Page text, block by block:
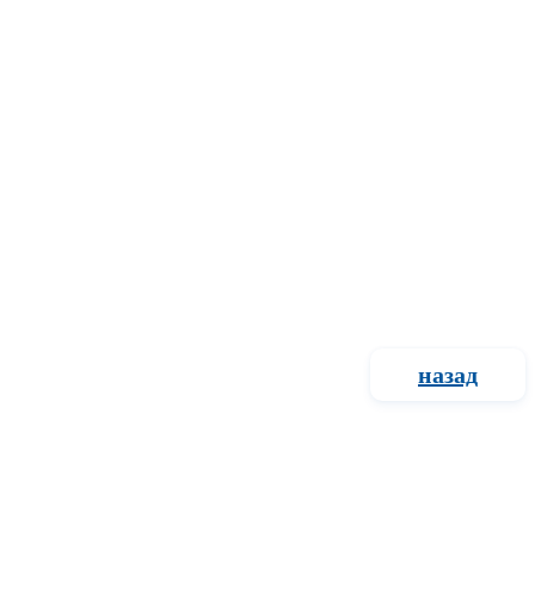
назад